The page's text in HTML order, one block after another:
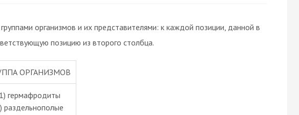
организмов и их представителями: к каждой позиции, данной в
позицию из второго столбца.
ОРГАНИЗМОВ
1) гермафродиты
раздельнополые